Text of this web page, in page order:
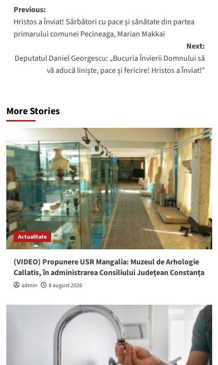
Post
navigation
Previous:
Hristos a Înviat! Sărbători cu pace și sănătate din partea
primarului comunei Pecineaga, Marian Makkai
Next:
Deputatul Daniel Georgescu: „Bucuria Învierii Domnului să
vă aducă liniște, pace și fericire! Hristos a Înviat!”
More Stories
Actualitate
(VIDEO) Propunere USR Mangalia: Muzeul de Arhologie
Callatis, în administrarea Consiliului Județean Constanța
admin 8 august 2026